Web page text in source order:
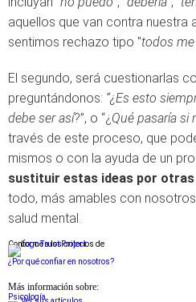
aquellos que van contra nuestra
sentimos rechazo tipo "todos
El segundo, será cuestionarlas
preguntándonos: “¿Es esto
debe ser así?”, o “¿ Qué pasaría si
través de este proceso, que
mismos o con la ayuda de un
sustituir estas ideas por
todo, más amables con
salud mental.
Conforme a los criterios de
¿Por qué confiar en nosotros?
Más información sobre:
Psicología